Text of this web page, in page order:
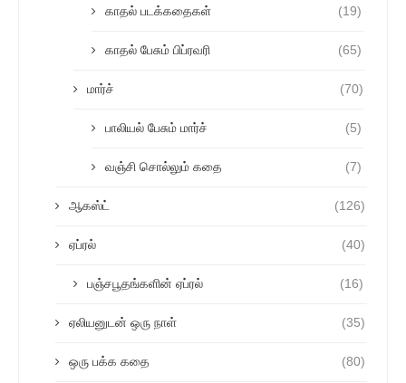
காதல் படக்கதைகள் (19)
காதல் பேசும் பிப்ரவரி (65)
மார்ச் (70)
பாலியல் பேசும் மார்ச் (5)
வஞ்சி சொல்லும் கதை (7)
ஆகஸ்ட் (126)
ஏப்ரல் (40)
பஞ்சபூதங்களின் ஏப்ரல் (16)
ஏலியனுடன் ஒரு நாள் (35)
ஒரு பக்க கதை (80)